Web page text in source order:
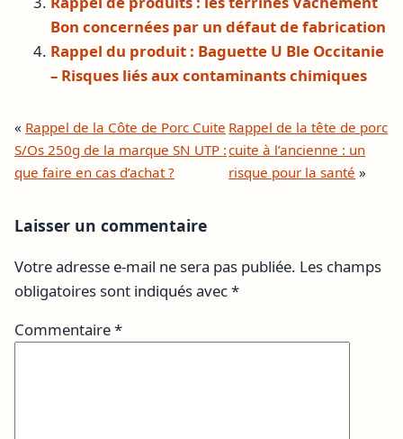
Bon concernées par un défaut de fabrication
Rappel du produit : Baguette U Ble Occitanie
– Risques liés aux contaminants chimiques
« Rappel de la Côte de Porc Cuite
S/Os 250g de la marque SN UTP :
que faire en cas d’achat ?
Rappel de la tête de porc
cuite à l’ancienne : un
risque pour la santé »
Laisser un commentaire
Votre adresse e-mail ne sera pas publiée. Les champs
obligatoires sont indiqués avec*
Commentaire*